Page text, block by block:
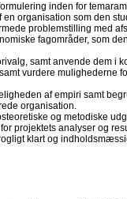
inden for
organisation som den
problemstilling med
fagområder, som
samt anvende dem i
vurdere mulighederne
af empiri samt
organisation.
og metodiske
projektets analyser og
klart og